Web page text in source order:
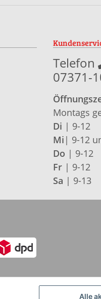
Telefon
07371-
Montags
Di | 9-12
Mi | 9-12
Do | 9-12
Fr| 9-12
Sa | 9-13
Alle